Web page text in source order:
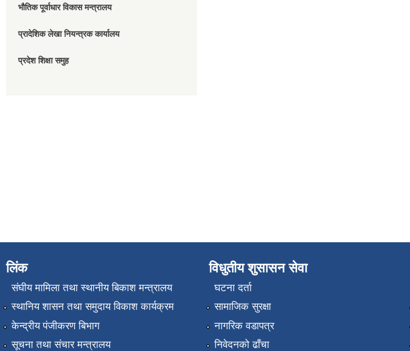
भौतिक पूर्वाधार विकास मन्त्रालय
प्रादेशिक लेखा नियन्त्रक कार्यालय
प्रदेश शिक्षा समुह
लिंक
संघीय मामिला तथा स्थानीय बिकाश मन्त्रालय
स्थानिय शासन तथा समुदाय विकाश कार्यक्रम
केन्द्रीय पंजीकरण बिभाग
सूचना तथा संचार मन्त्रालय
विधुतीय शुसासन सेवा
घटना दर्ता
सामाजिक सुरक्षा
नागरिक वडापत्र
निवेदनको ढाँचा